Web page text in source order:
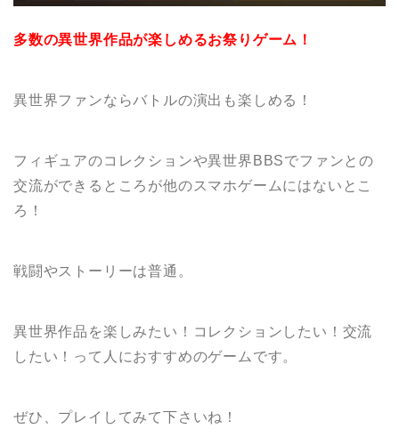
多数の異世界作品が楽しめるお祭りゲーム！
異世界ファンならバトルの演出も楽しめる！
フィギュアのコレクションや異世界BBSでファンとの
交流ができるところが他のスマホゲームにはないとこ
ろ！
戦闘やストーリーは普通 。
異世界作品を楽しみたい！コレクションしたい！交流
したい！って人におすすめのゲーム です。
ぜひ、プレイしてみて下さいね！